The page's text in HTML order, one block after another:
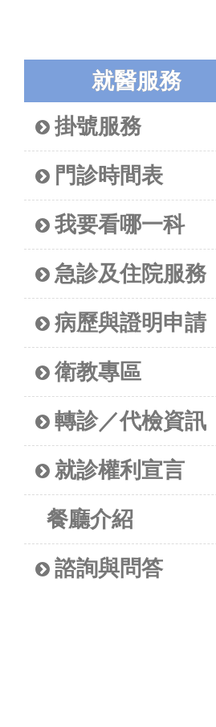
就醫服務
掛號服務
門診時間表
我要看哪一科
急診及住院服務
病歷與證明申請
衛教專區
轉診／代檢資訊
就診權利宣言
餐廳介紹
諮詢與問答